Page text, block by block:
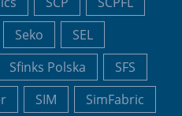
Seko
SEL
Sfinks Polska
SFS
SIM
SimFabric